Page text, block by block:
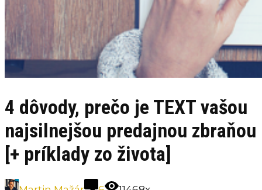
4 dôvody, prečo je TEXT vašou
najsilnejšou predajnou zbraňou
[+ príklady zo života]